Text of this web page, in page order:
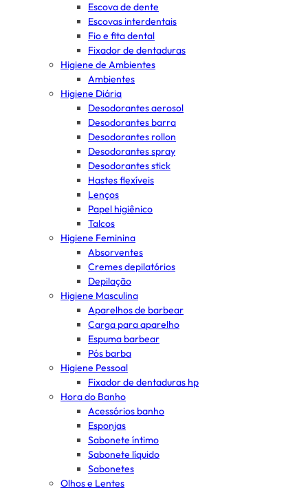
Escova de dente
Escovas interdentais
Fio e fita dental
Fixador de dentaduras
Higiene de Ambientes
Ambientes
Higiene Diária
Desodorantes aerosol
Desodorantes barra
Desodorantes rollon
Desodorantes spray
Desodorantes stick
Hastes flexíveis
Lenços
Papel higiênico
Talcos
Higiene Feminina
Absorventes
Cremes depilatórios
Depilação
Higiene Masculina
Aparelhos de barbear
Carga para aparelho
Espuma barbear
Pós barba
Higiene Pessoal
Fixador de dentaduras hp
Hora do Banho
Acessórios banho
Esponjas
Sabonete íntimo
Sabonete líquido
Sabonetes
Olhos e Lentes